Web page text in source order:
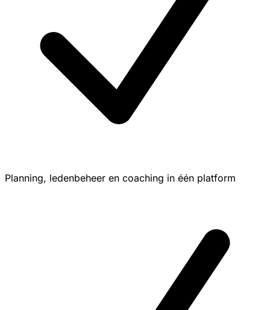
Planning, ledenbeheer en coaching in één platform